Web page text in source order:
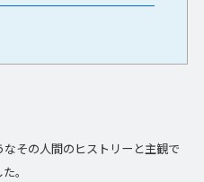
その人間のヒストリーと主観で
。